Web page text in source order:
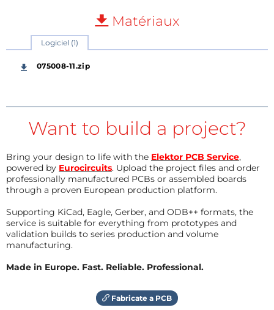
Matériaux
Logiciel (1)
075008-11.zip
Want to build a project?
Bring your design to life with the Elektor PCB Service,
powered by Eurocircuits. Upload the project files and order
professionally manufactured PCBs or assembled boards
through a proven European production platform.
Supporting KiCad, Eagle, Gerber, and ODB++ formats, the
service is suitable for everything from prototypes and
validation builds to series production and volume
manufacturing.
Made in Europe. Fast. Reliable. Professional.
Fabricate a PCB